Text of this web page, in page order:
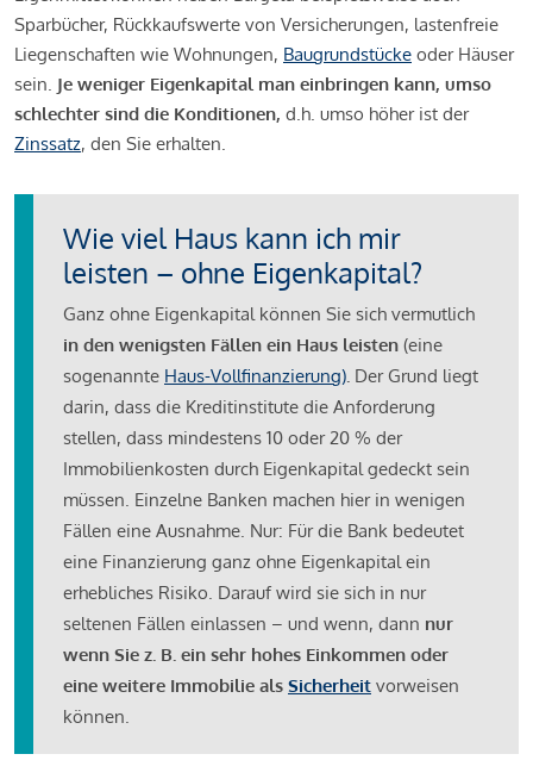
Sparbücher, Rückkaufswerte von Versicherungen, lastenfreie
Liegenschaften wie Wohnungen, Baugrundstücke oder Häuser
sein. Je weniger Eigenkapital man einbringen kann, umso
schlechter sind die Konditionen, d.h. umso höher ist der
Zinssatz, den Sie erhalten.
Wie viel Haus kann ich mir
leisten – ohne Eigenkapital?
Ganz ohne Eigenkapital können Sie sich vermutlich
in den wenigsten Fällen ein Haus leisten (eine
sogenannte Haus-Vollfinanzierung). Der Grund liegt
darin, dass die Kreditinstitute die Anforderung
stellen, dass mindestens 10 oder 20 % der
Immobilienkosten durch Eigenkapital gedeckt sein
müssen. Einzelne Banken machen hier in wenigen
Fällen eine Ausnahme. Nur: Für die Bank bedeutet
eine Finanzierung ganz ohne Eigenkapital ein
erhebliches Risiko. Darauf wird sie sich in nur
seltenen Fällen einlassen – und wenn, dann nur
wenn Sie z. B. ein sehr hohes Einkommen oder
eine weitere Immobilie als Sicherheit vorweisen
können.